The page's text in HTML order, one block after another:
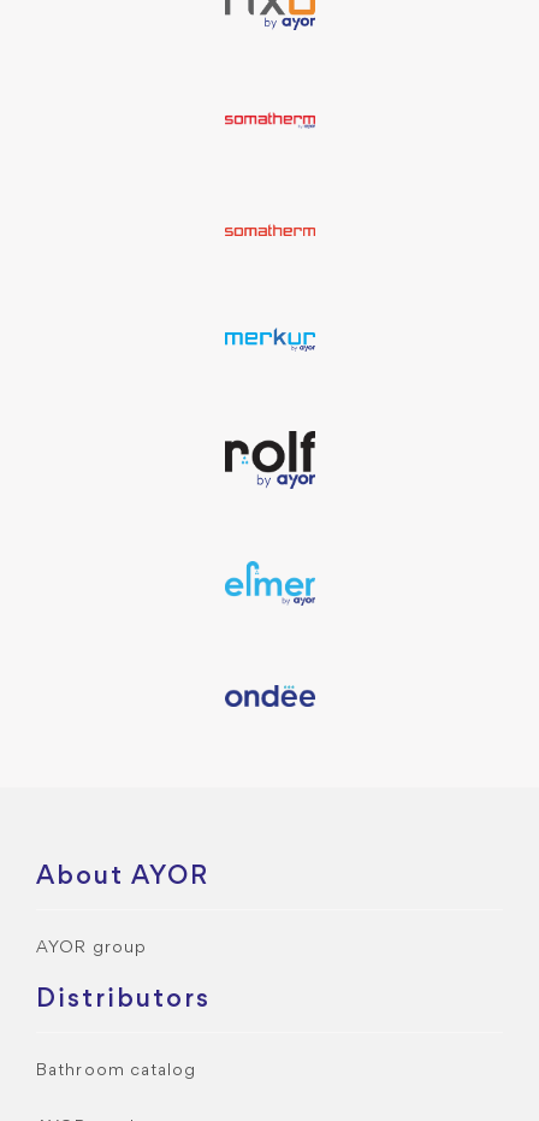
About AYOR
AYOR group
Distributors
Bathroom catalog